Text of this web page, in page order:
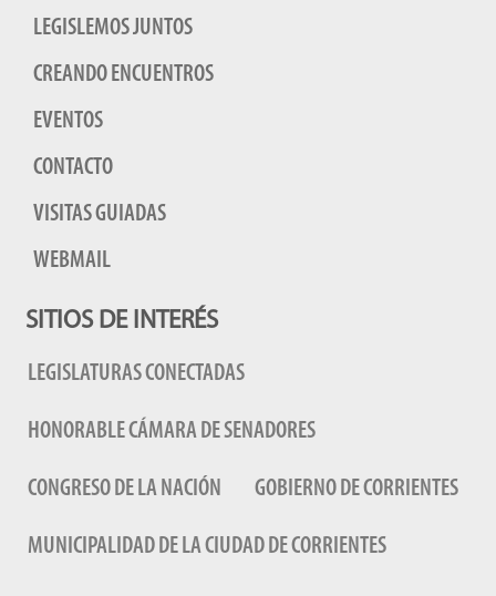
LEGISLEMOS JUNTOS
CREANDO ENCUENTROS
EVENTOS
CONTACTO
VISITAS GUIADAS
WEBMAIL
SITIOS DE INTERÉS
LEGISLATURAS CONECTADAS
HONORABLE CÁMARA DE SENADORES
CONGRESO DE LA NACIÓN GOBIERNO DE CORRIENTES
MUNICIPALIDAD DE LA CIUDAD DE CORRIENTES